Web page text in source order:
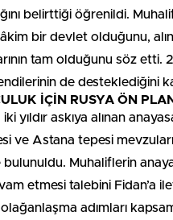
belirttiği öğrenildi.
bir devlet olduğunu,
tam olduğunu söz etti.
de desteklediğini
İÇİN RUSYA ÖN
yıldır askıya alınan
ve Astana tepesi
bulunuldu. Muhaliflerin
etmesi talebini Fidan’a
adımları